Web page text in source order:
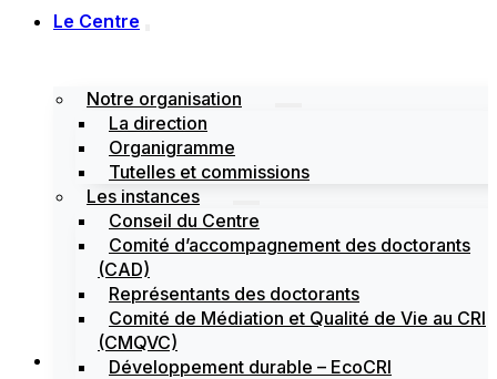
Le Centre
Notre organisation
La direction
Organigramme
Tutelles et commissions
Les instances
Conseil du Centre
Comité d’accompagnement des doctorants
(CAD)
Représentants des doctorants
Comité de Médiation et Qualité de Vie au CRI
(CMQVC)
Développement durable – EcoCRI
Recherche